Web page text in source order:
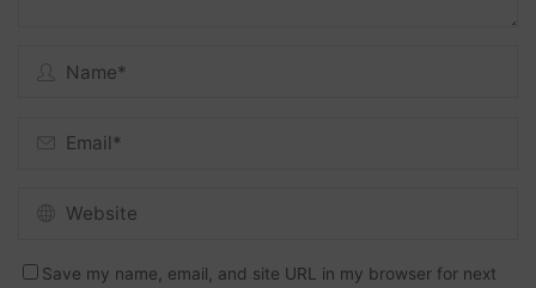
Save my name, email, and site URL in my browser for next